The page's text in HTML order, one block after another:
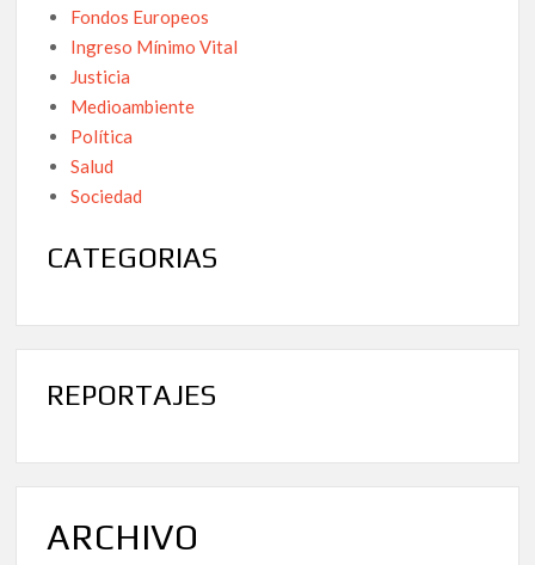
Fondos Europeos
Ingreso Mínimo Vital
Justicia
Medioambiente
Política
Salud
Sociedad
CATEGORIAS
REPORTAJES
ARCHIVO